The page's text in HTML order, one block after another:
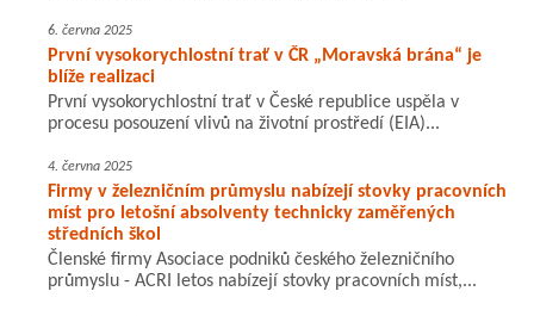
6. června 2025
První vysokorychlostní trať v ČR „Moravská brána“ je
blíže realizaci
První vysokorychlostní trať v České republice uspěla v
procesu posouzení vlivů na životní prostředí (EIA)...
4. června 2025
Firmy v železničním průmyslu nabízejí stovky pracovních
míst pro letošní absolventy technicky zaměřených
středních škol
Členské firmy Asociace podniků českého železničního
průmyslu - ACRI letos nabízejí stovky pracovních míst,...